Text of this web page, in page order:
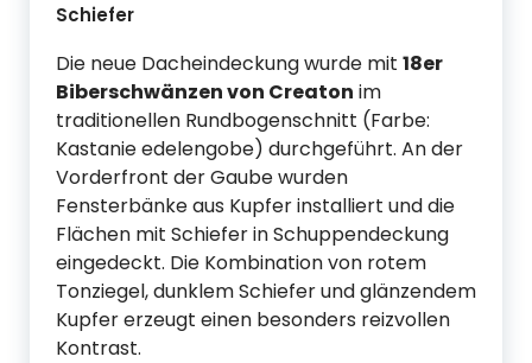
Schiefer
Die neue Dacheindeckung wurde mit 18er
Biberschwänzen von Creaton im
traditionellen Rundbogenschnitt (Farbe:
Kastanie edelengobe) durchgeführt. An der
Vorderfront der Gaube wurden
Fensterbänke aus Kupfer installiert und die
Flächen mit Schiefer in Schuppendeckung
eingedeckt. Die Kombination von rotem
Tonziegel, dunklem Schiefer und glänzendem
Kupfer erzeugt einen besonders reizvollen
Kontrast.